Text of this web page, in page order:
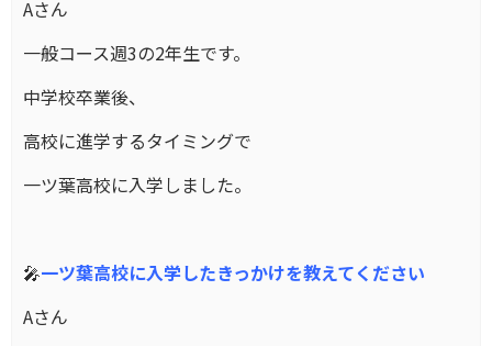
Aさん
一般コース週3の2年生です。
中学校卒業後、
高校に進学するタイミングで
一ツ葉高校に入学しました。
🎤一ツ葉高校に入学したきっかけを教えてください
Aさん